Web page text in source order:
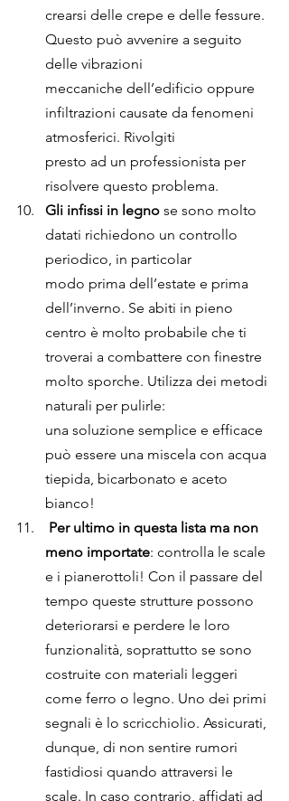
crearsi delle crepe e delle fessure.
Questo può avvenire a seguito
delle vibrazioni
meccaniche dell’edificio oppure
infiltrazioni causate da fenomeni
atmosferici. Rivolgiti
presto ad un professionista per
risolvere questo problema.
Gli infissi in legno se sono molto
datati richiedono un controllo
periodico, in particolar
modo prima dell’estate e prima
dell’inverno. Se abiti in pieno
centro è molto probabile che ti
troverai a combattere con finestre
molto sporche. Utilizza dei metodi
naturali per pulirle:
una soluzione semplice e efficace
può essere una miscela con acqua
tiepida, bicarbonato e aceto
bianco!
Per ultimo in questa lista ma non
meno importate: controlla le scale
e i pianerottoli! Con il passare del
tempo queste strutture possono
deteriorarsi e perdere le loro
funzionalità, soprattutto se sono
costruite con materiali leggeri
come ferro o legno. Uno dei primi
segnali è lo scricchiolio. Assicurati,
dunque, di non sentire rumori
fastidiosi quando attraversi le
scale. In caso contrario, affidati ad